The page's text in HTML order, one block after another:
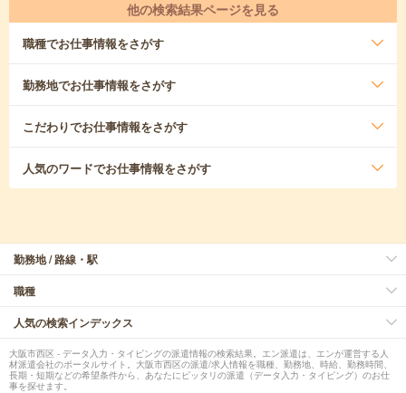
他の検索結果ページを見る
職種でお仕事情報をさがす
勤務地でお仕事情報をさがす
こだわりでお仕事情報をさがす
人気のワードでお仕事情報をさがす
勤務地 / 路線・駅
職種
人気の検索インデックス
大阪市西区 - データ入力・タイピングの派遣情報の検索結果。エン派遣は、エンが運営する人
材派遣会社のポータルサイト。大阪市西区の派遣/求人情報を職種、勤務地、時給、勤務時間、
長期・短期などの希望条件から、あなたにピッタリの派遣（データ入力・タイピング）のお仕
事を探せます。